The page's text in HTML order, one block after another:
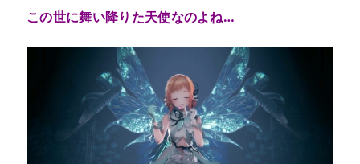
この世に舞い降りた天使なのよね…